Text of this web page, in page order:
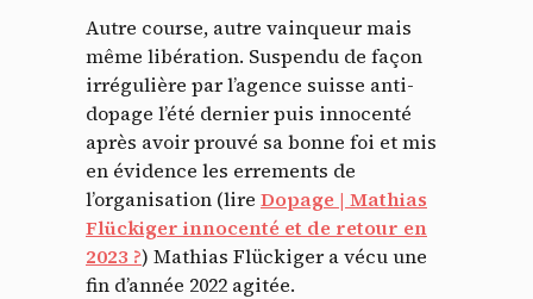
Autre course, autre vainqueur mais
même libération. Suspendu de façon
irrégulière par l’agence suisse anti-
dopage l’été dernier puis innocenté
après avoir prouvé sa bonne foi et mis
en évidence les errements de
l’organisation (lire Dopage | Mathias
Flückiger innocenté et de retour en
2023 ?) Mathias Flückiger a vécu une
fin d’année 2022 agitée.